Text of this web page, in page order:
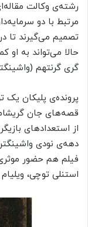
رشته‌ی وکالت
مرتبط با دو
تصمیم می‌گیرند تا
حالا می‌تواند به او
گری گرنتهم
پرونده‌ی پلیکان یک
قصه‌های جان
از استعدادهای
دهه‌ی نودی
فیلم هم حضور موثری
استنلی توچی،